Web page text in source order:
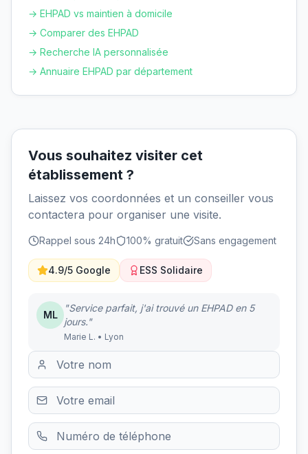
→ EHPAD vs maintien à domicile
→ Comparer des EHPAD
→ Recherche IA personnalisée
→ Annuaire EHPAD par département
Vous souhaitez visiter cet
établissement ?
Laissez vos coordonnées et un conseiller vous
contactera pour organiser une visite.
Rappel sous 24h 100% gratuit Sans engagement
4.9/5 Google ESS Solidaire
ML
"Service parfait, j'ai trouvé un EHPAD en 5
jours."
Marie L. • Lyon